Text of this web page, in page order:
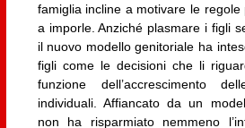
famiglia incline a motivare le regole
a imporle. Anziché plasmare i figli
il nuovo modello genitoriale ha
figli come le decisioni che li
funzione dell’accrescimento
individuali. Affiancato da un
non ha risparmiato nemmeno